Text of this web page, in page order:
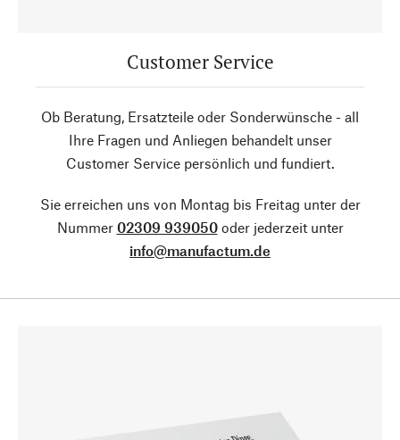
Customer Service
Ob Beratung, Ersatzteile oder Sonderwünsche - all
Ihre Fragen und Anliegen behandelt unser
Customer Service persönlich und fundiert.
Sie erreichen uns von Montag bis Freitag unter der
Nummer 02309 939050oder jederzeit unter
info@manufactum.de